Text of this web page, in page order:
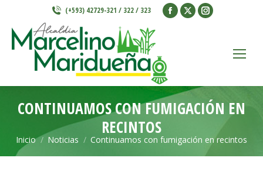
(+593) 42729-321 / 322 / 323
Facebook
window
X
window
Instagram
window
CONTINUAMOS CON FUMIGACIÓN EN
RECINTOS
Estás aquí:
Inicio Noticias Continuamos con fumigación en recintos